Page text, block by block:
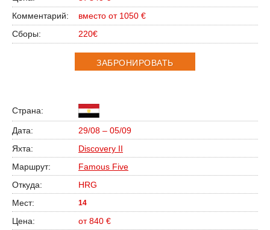
вместо от 1050 €
220€
ЗАБРОНИРОВАТЬ
29/08 – 05/09
Discovery II
Famous Five
HRG
14
от 840 €